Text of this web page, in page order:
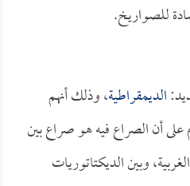
للصواريخ.
الديمقراطية، وذلك أنهم
أن الصراع فيه هو صراع بين
وبين الديكتاتوريات